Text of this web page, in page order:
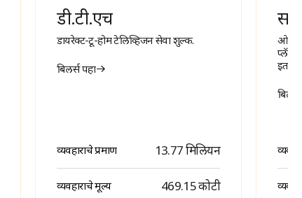
डी.टी.एच
डायरेक्ट-टू-होम टेलिव्हिजन सेवा शुल्क.
बिलर्स पहा
व्यवहाराचे प्रमाण 13.77 मिलियन
व्यवहाराचे मूल्य ₹ 469.15 कोटी
ओव्हर-
इतर